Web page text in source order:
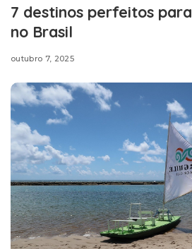
7 destinos perfeitos
no Brasil
outubro 7, 2025